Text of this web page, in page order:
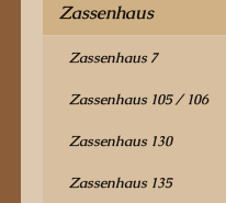
Zassenhaus
Zassenhaus 7
Zassenhaus 105 / 106
Zassenhaus 130
Zassenhaus 135